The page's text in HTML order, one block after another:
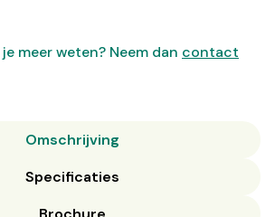
meer weten? Neem dan contact
Omschrijving
Specificaties